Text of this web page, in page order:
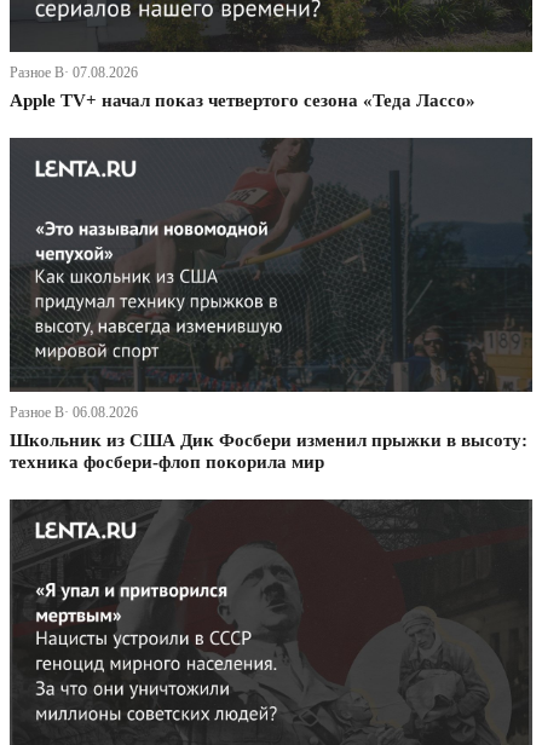
Разное В· 07.08.2026
Apple TV+ начал показ четвертого сезона «Теда Лассо»
Разное В· 06.08.2026
Школьник из США Дик Фосбери изменил прыжки в высоту:
техника фосбери-флоп покорила мир